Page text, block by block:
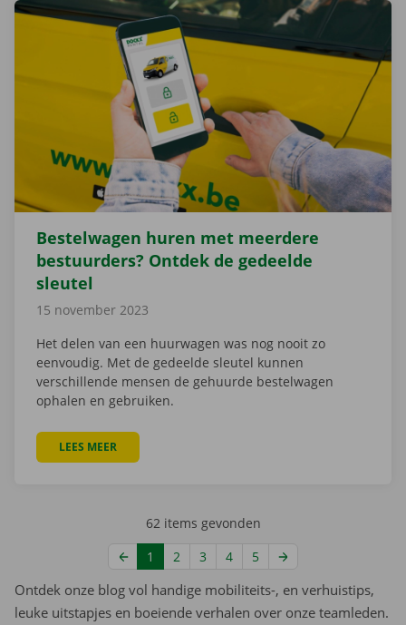
Bestelwagen huren met meerdere
bestuurders? Ontdek de gedeelde
sleutel
15 november 2023
Het delen van een huurwagen was nog nooit zo
eenvoudig. Met de gedeelde sleutel kunnen
verschillende mensen de gehuurde bestelwagen
ophalen en gebruiken.
LEES MEER
62 items gevonden
1
2 3 4 5
Ontdek onze blog vol handige mobiliteits-, en verhuistips,
leuke uitstapjes en boeiende verhalen over onze teamleden.